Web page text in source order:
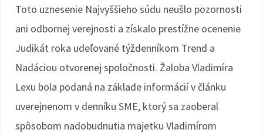
Toto uznesenie Najvyššieho súdu neušlo pozornosti
ani odbornej verejnosti a získalo prestížne ocenenie
Judikát roka udeľované týždenníkom Trend a
Nadáciou otvorenej spoločnosti. Žaloba Vladimíra
Lexu bola podaná na základe informácií v článku
uverejnenom v denníku SME, ktorý sa zaoberal
spôsobom nadobudnutia majetku Vladimírom